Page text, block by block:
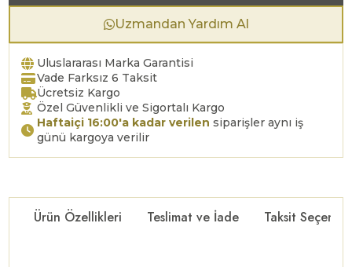
Uzmandan Yardım Al
Uluslararası Marka Garantisi
Vade Farksız 6 Taksit
Ücretsiz Kargo
Özel Güvenlikli ve Sigortalı Kargo
Haftaiçi 16:00'a kadar verilen siparişler aynı iş
günü kargoya verilir
Ürün Özellikleri Teslimat ve İade Taksit